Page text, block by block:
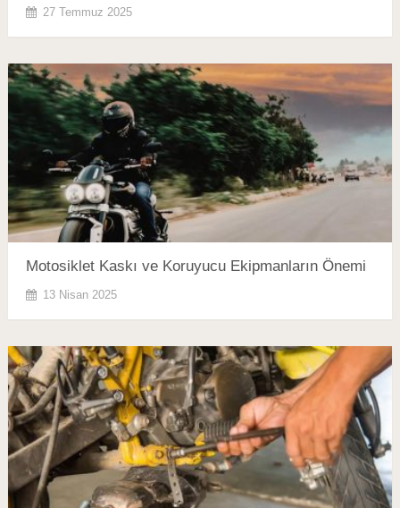
27 Temmuz 2025
Motosiklet Kaskı ve Koruyucu Ekipmanların Önemi
13 Nisan 2025